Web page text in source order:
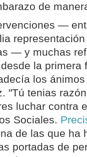
de
—
— y muchas
la primera
los
"Tú tenias
luchar contra
Sociales.
de las que ha
portadas de